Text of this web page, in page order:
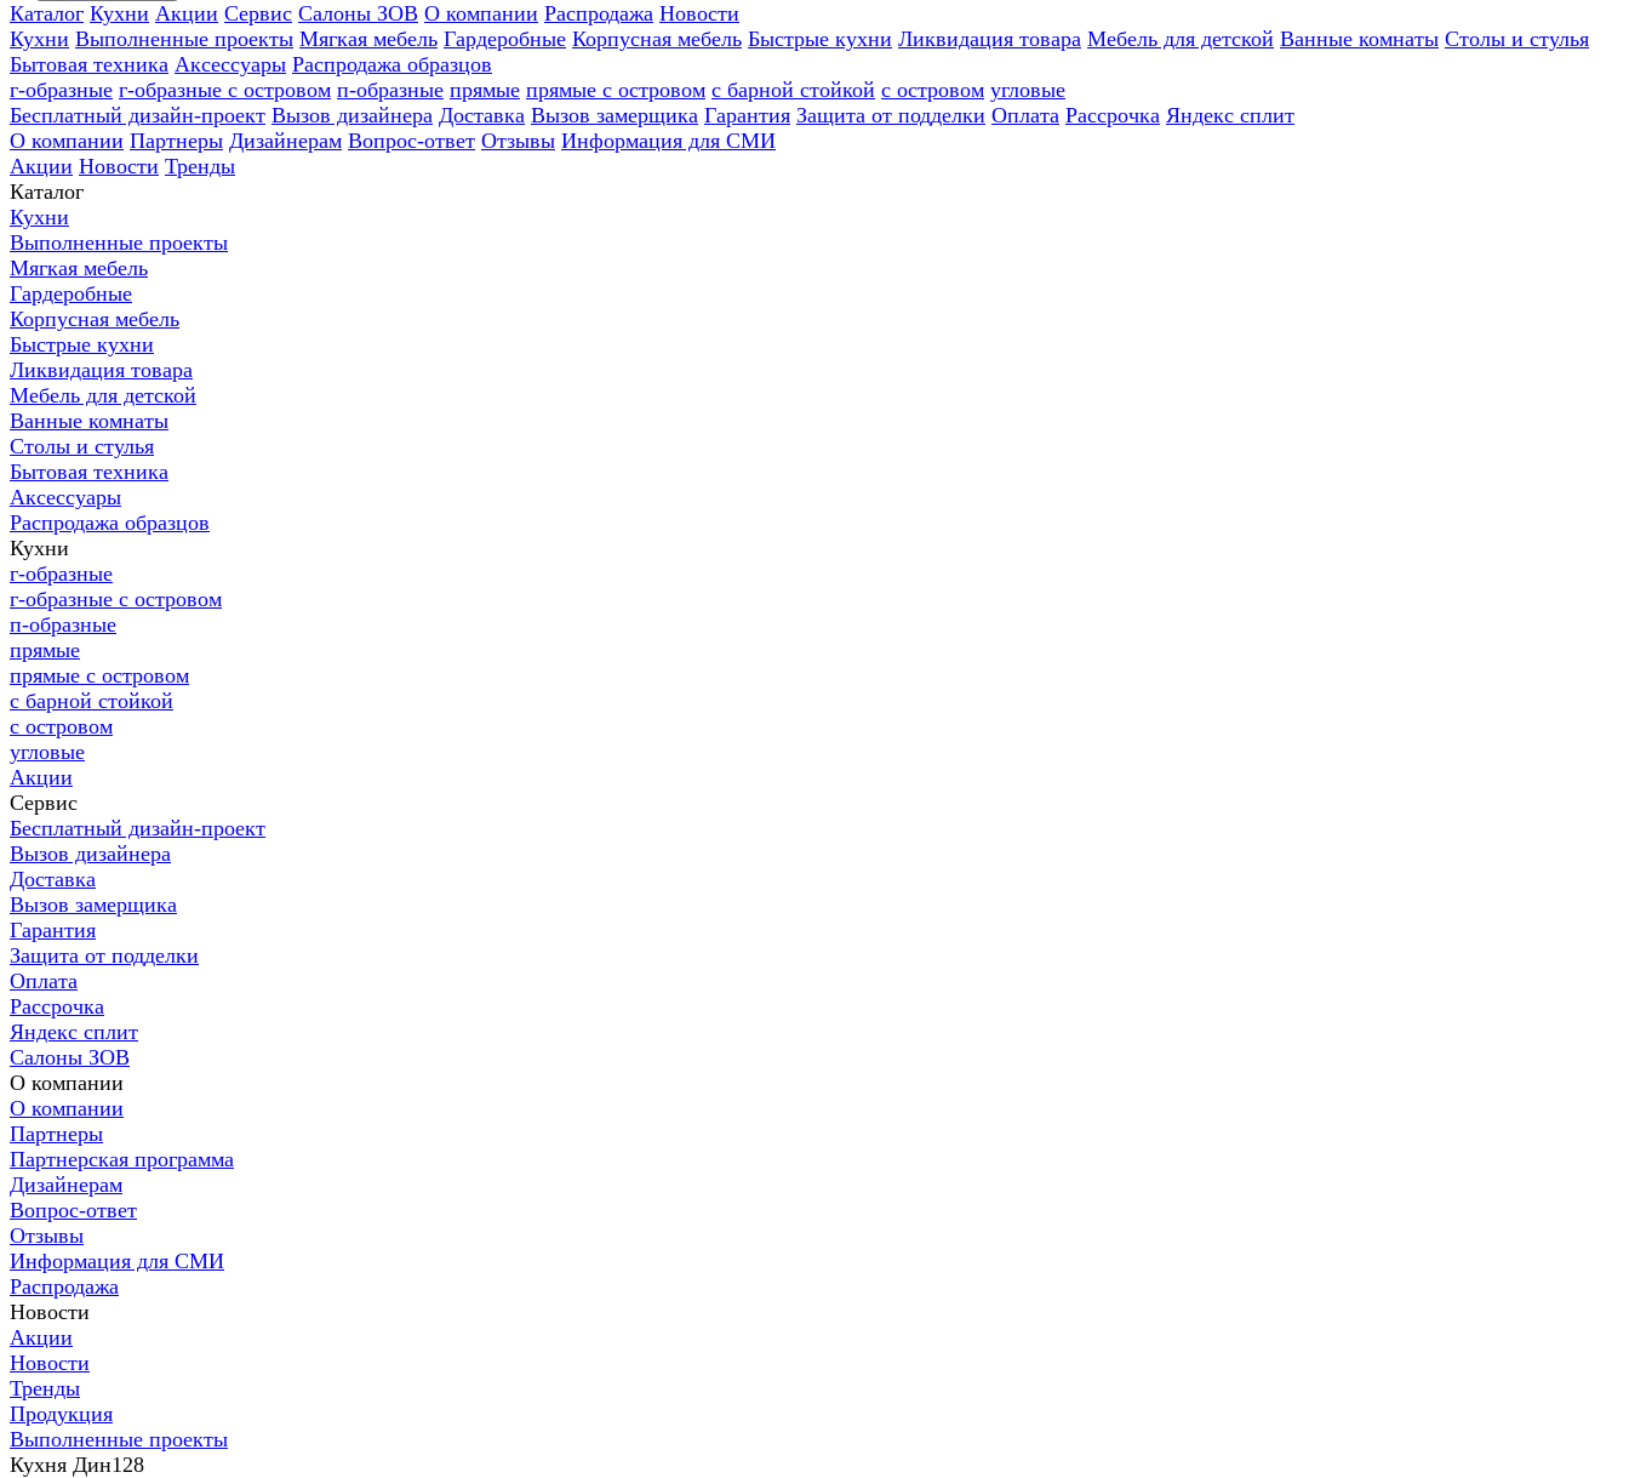
Каталог Кухни Акции Сервис Салоны ЗОВ О компании Распродажа Новости
Кухни Выполненные проекты Мягкая мебель Гардеробные Корпусная мебель Быстрые кухни Ликвидация товара Мебель для детской Ванные комнаты Столы и стулья
Бытовая техника Аксессуары Распродажа образцов
г-образные г-образные с островом п-образные прямые прямые с островом с барной стойкой с островом угловые
Бесплатный дизайн-проект Вызов дизайнера Доставка Вызов замерщика Гарантия Защита от подделки Оплата Рассрочка Яндекс сплит
О компании Партнеры Дизайнерам Вопрос-ответ Отзывы Информация для СМИ
Акции Новости Тренды
Каталог
Кухни
Выполненные проекты
Мягкая мебель
Гардеробные
Корпусная мебель
Быстрые кухни
Ликвидация товара
Мебель для детской
Ванные комнаты
Столы и стулья
Бытовая техника
Аксессуары
Распродажа образцов
Кухни
г-образные
г-образные с островом
п-образные
прямые
прямые с островом
с барной стойкой
с островом
угловые
Акции
Сервис
Бесплатный дизайн-проект
Вызов дизайнера
Доставка
Вызов замерщика
Гарантия
Защита от подделки
Оплата
Рассрочка
Яндекс сплит
Салоны ЗОВ
О компании
О компании
Партнеры
Партнерская программа
Дизайнерам
Вопрос-ответ
Отзывы
Информация для СМИ
Распродажа
Новости
Акции
Новости
Тренды
Продукция
Выполненные проекты
Кухня Дин128